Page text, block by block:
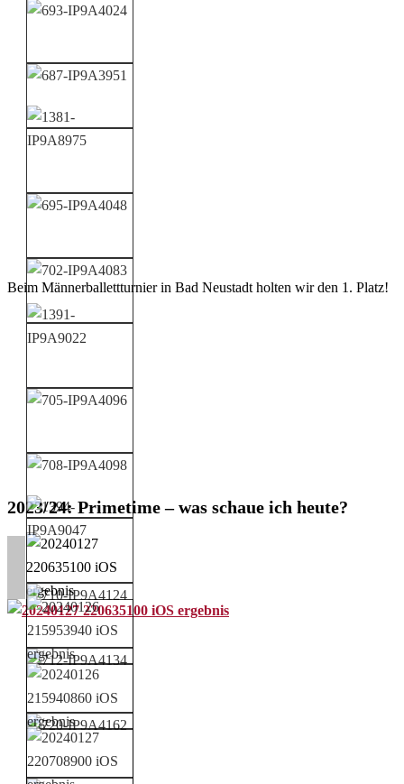
Beim Männerballettturnier in Bad Neustadt holten wir den 1. Platz!
2023/24: Primetime – was schaue ich heute?